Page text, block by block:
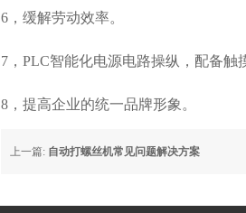
6，缓解劳动效率。
7，PLC智能化电源电路操纵，配备触
8，提高企业的统一品牌形象。
上一篇: 自动打螺丝机常见问题解决方案